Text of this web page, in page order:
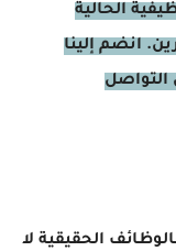
الحالية
انضم إلينا
التواصل
الحقيقية لا